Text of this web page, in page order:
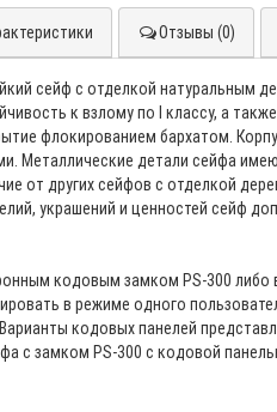
Отзывы (0)
сейф с отделкой натуральным
к взлому по I классу, а
флокированием бархатом.
Металлические детали сейфа
от других сейфов с отделкой
украшений и ценностей сейф
кодовым замком PS-300
в режиме одного
кодовых панелей
с замком PS-300 с кодовой